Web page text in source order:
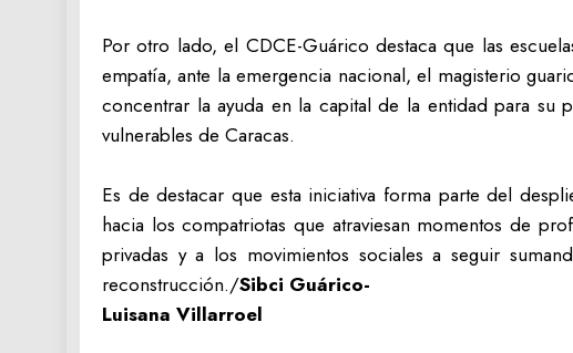
‎Por otro lado, el CDCE-Guárico destaca que las
empatía, ante la emergencia nacional, el magisterio
concentrar la ayuda en la capital de la entidad para su
vulnerables de Caracas.
Es de destacar que esta iniciativa forma parte del
hacia los compatriotas que atraviesan momentos de
privadas y a los movimientos sociales a seguir
reconstrucción./Sibci Guárico-
‎Luisana Villarroel